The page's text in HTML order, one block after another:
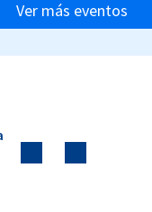
Ver más eventos